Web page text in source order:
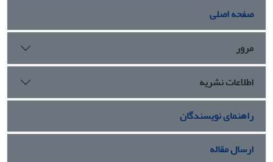
صفحه اصلی
مرور
اطلاعات نشریه
راهنمای نویسندگان
ارسال مقاله